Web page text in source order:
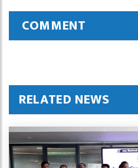
COMMENT
RELATED NEWS